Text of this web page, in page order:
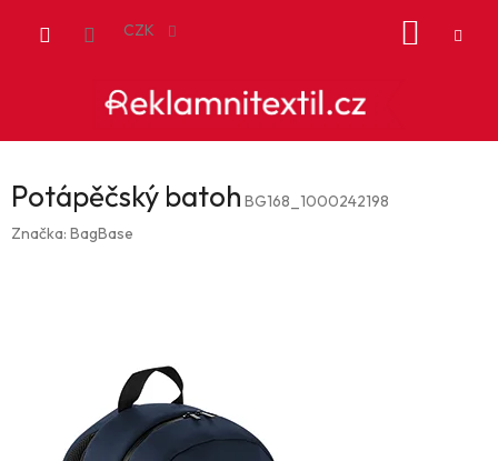
CZK
Potápěčský batoh BG168_1000242198
Značka: BagBase